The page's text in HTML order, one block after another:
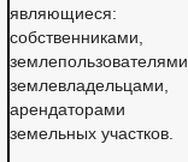
являющиеся:
собственниками,
землепользователями,
землевладельцами,
арендаторами
земельных участков.